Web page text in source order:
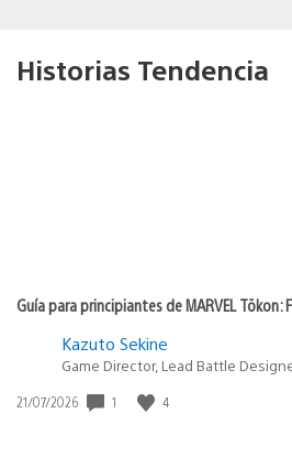
Historias Tendencia
Guía para principiantes de MARVEL Tōkon:
Kazuto Sekine
Game Director, Lead Battle
Fecha
21/07/2026 1 4